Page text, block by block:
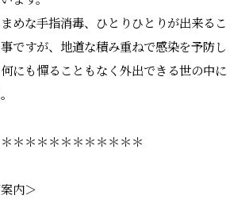
めな手指消毒、ひとりひとりが出来るこ
ですが、地道な積み重ねで感染を予防し
にも憚ることもなく外出できる世の中に
＊＊＊＊＊＊＊＊＊＊＊
内＞